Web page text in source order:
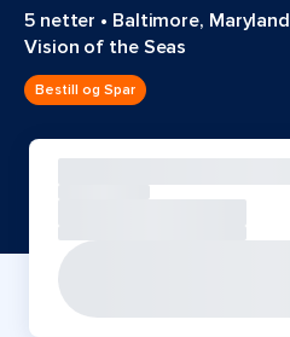
5 netter • Baltimore, Maryland
Vision of the Seas
Bestill og Spar